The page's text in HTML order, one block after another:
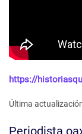
https://
Última
Periodista